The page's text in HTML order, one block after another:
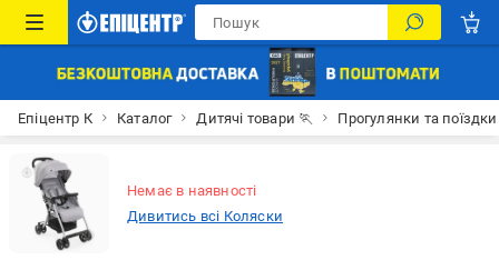
Епіцентр К Каталог Дитячі товари 🏃 Прогулянки та поїздки
Немає в наявності
Дивитись всі Коляски